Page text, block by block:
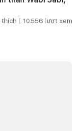
| 10.556 lượt xem